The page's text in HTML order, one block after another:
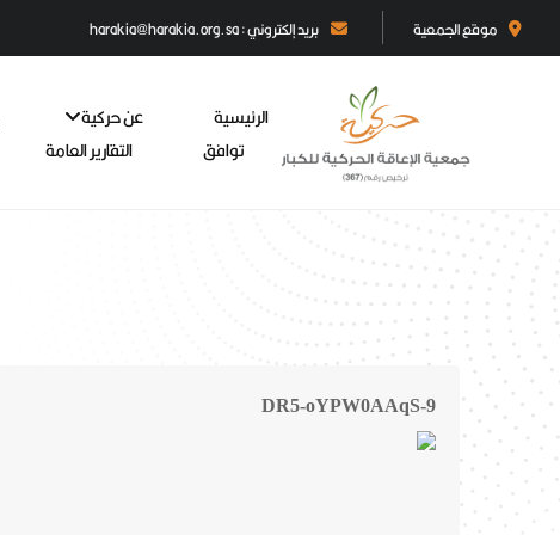
موقع الجمعية بريد إلكتروني : harakia@harakia.org.sa
الرئيسية عن حركية
توافق
التقارير العامة
DR5-oYPW0AAqS-9